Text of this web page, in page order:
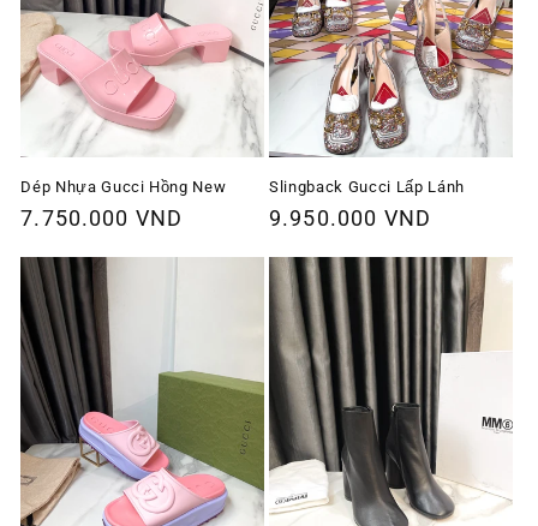
Dép Nhựa Gucci Hồng New
Giá
thường
7.750.000 VND
Slingback Gucci Lấp Lánh
Giá
thường
9.950.000 VND